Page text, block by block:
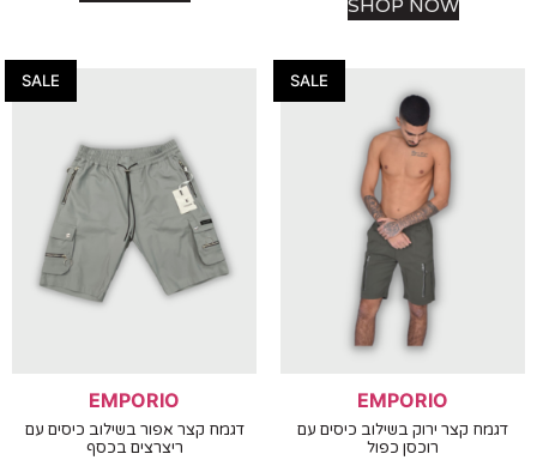
SHOP NOW
EMPORIO
קצר ירוק בשילוב כיסים עם
רוכסן כפול
EMPORIO
דגמח קצר אפור בשילוב כיסים עם
ריצרצים בכסף